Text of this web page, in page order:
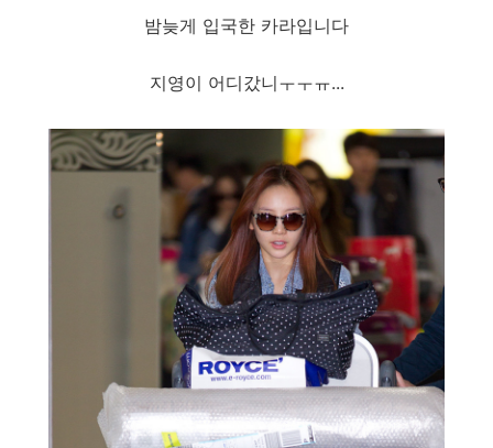
밤늦게 입국한 카라입니다
지영이 어디갔니ㅜㅜㅠ...